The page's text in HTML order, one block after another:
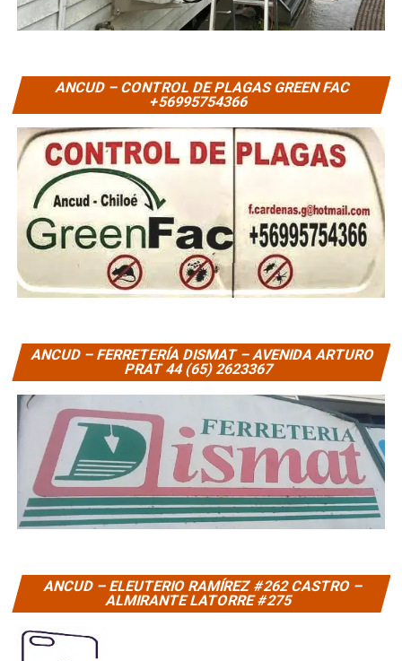
ANCUD – CONTROL DE PLAGAS GREEN FAC
+56995754366
ANCUD – FERRETERÍA DISMAT – AVENIDA ARTURO
PRAT 44 (65) 2623367
ANCUD – ELEUTERIO RAMÍREZ #262 CASTRO –
ALMIRANTE LATORRE #275